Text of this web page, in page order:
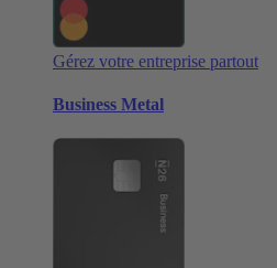
Gérez votre entreprise partout
Business Metal